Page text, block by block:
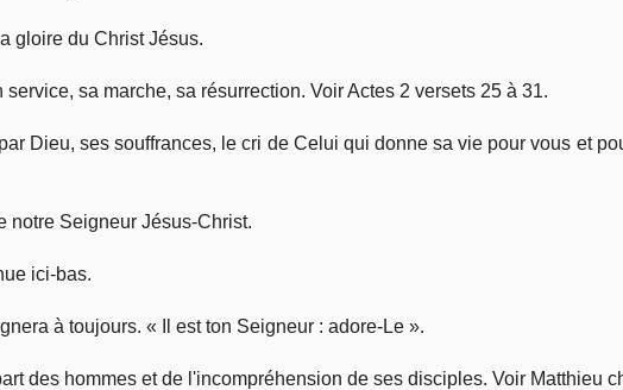
gloire du Christ Jésus.
sa marche, sa résurrection. Voir Actes 2 versets 25 à 31.
Dieu, ses souffrances, le cri de Celui qui donne sa vie pour vous et
notre Seigneur Jésus-Christ.
ici-bas.
à toujours. « Il est ton Seigneur : adore-Le ».
des hommes et de l'incompréhension de ses disciples. Voir Matthieu